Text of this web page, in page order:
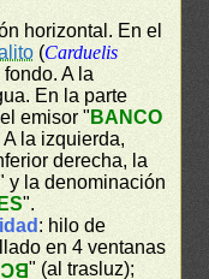
horizontal. En el
(Carduelis
A la
En la parte
emisor " BANCO
A la izquierda,
derecha, la
y la denominación
".
: hilo de
en 4 ventanas
" (al trasluz);